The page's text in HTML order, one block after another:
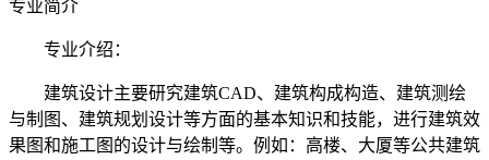
专业简介
专业介绍：
建筑设计主要研究建筑CAD、建筑构成构造、建筑测绘
与制图、建筑规划设计等方面的基本知识和技能，进行建筑效
果图和施工图的设计与绘制等。例如：高楼、大厦等公共建筑